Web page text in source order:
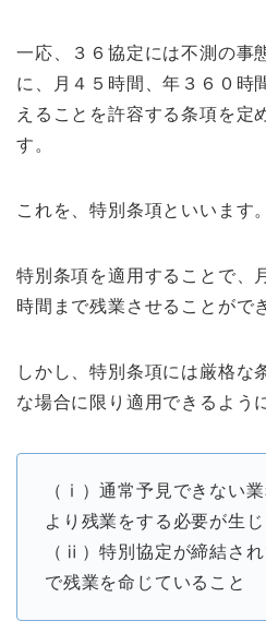
一応、３６協定には不測の事
に、月４５時間、年３６０時
えることを許容する条項を定
す。
これを、特別条項といいます。
特別条項を適用することで、
時間まで残業させることがで
しかし、特別条項には厳格な
な場合に限り適用できるよう
（ⅰ）通常予見できない
より残業をする必要が生じ
（ⅱ）特別協定が締結さ
で残業を命じていること